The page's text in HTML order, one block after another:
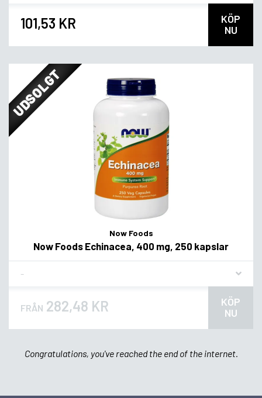
101,53 KR
KÖP
NU
UDSOLGT
Now Foods
Now Foods Echinacea, 400 mg, 250 kapslar
FRÅN 282,48 KR
KÖP
NU
Congratulations, you've reached the end of the internet.